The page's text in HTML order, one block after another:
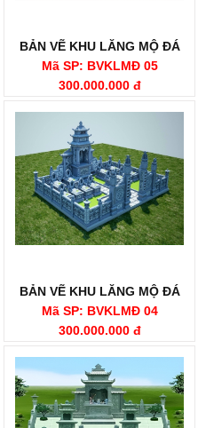
BẢN VẼ KHU LĂNG MỘ ĐÁ
Mã SP: BVKLMĐ 05
300.000.000 đ
BẢN VẼ KHU LĂNG MỘ ĐÁ
Mã SP: BVKLMĐ 04
300.000.000 đ